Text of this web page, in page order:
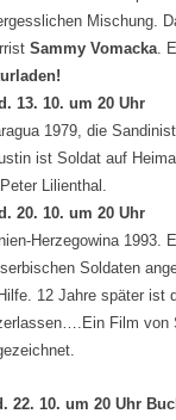
Mischung.
Sammy Vomacka. E
d. 13. 10. um
1979, die
ist Soldat auf
Lilienthal.
d. 20. 10. um
Herzegowina 1993.
Soldaten
12 Jahre später ist
Film von
22. 10. um 20 Uhr